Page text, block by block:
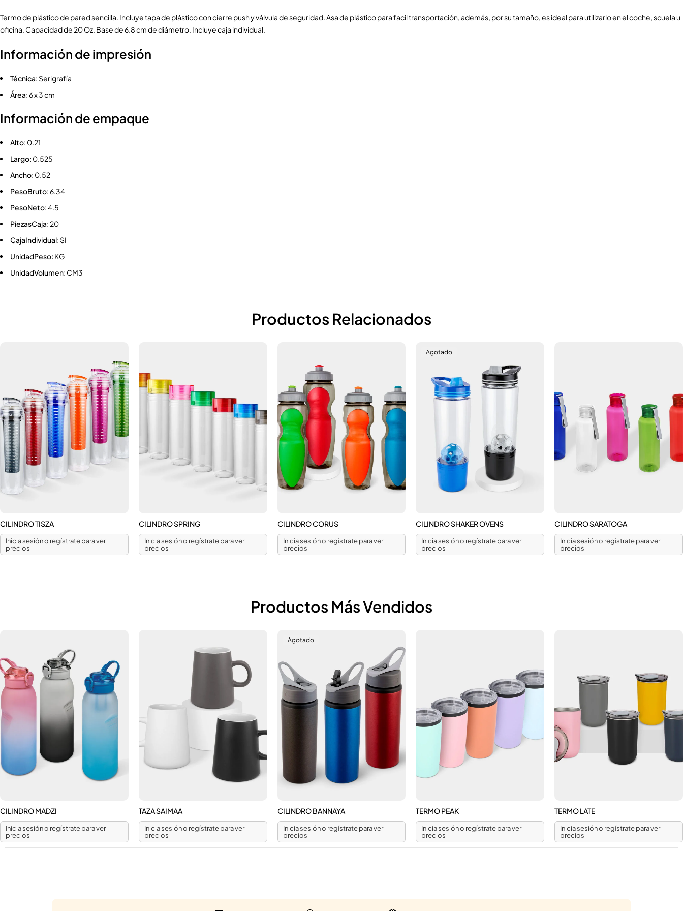
Termo de plástico de pared sencilla. Incluye tapa de plástico con cierre push y válvula de seguridad. Asa de plástico para facil transportación, además, por su tamaño, es ideal para utilizarlo en el coche, scuela u
oficina. Capacidad de 20 Oz. Base de 6.8 cm de diámetro. Incluye caja individual.
Información de impresión
Técnica: Serigrafía
Área:6 x 3 cm
Información de empaque
Alto: 0.21
Largo: 0.525
Ancho: 0.52
PesoBruto:6.34
PesoNeto:4.5
PiezasCaja: 20
CajaIndividual: SI
UnidadPeso: KG
UnidadVolumen: CM3
Productos Relacionados
CILINDRO TISZA
Inicia sesión o regístrate para ver
precios
CILINDRO SPRING
Inicia sesión o regístrate para ver
precios
CILINDRO CORUS
Inicia sesión o regístrate para ver
precios
Agotado
CILINDRO SHAKER OVENS
Inicia sesión o regístrate para ver
precios
CILINDRO SARATOGA
Inicia sesión o regístrate para ver
precios
Productos Más Vendidos
CILINDRO MADZI
Inicia sesión o regístrate para ver
precios
TAZA SAIMAA
Inicia sesión o regístrate para ver
precios
Agotado
CILINDRO BANNAYA
Inicia sesión o regístrate para ver
precios
TERMO PEAK
Inicia sesión o regístrate para ver
precios
TERMO LATE
Inicia sesión o regístrate para ver
precios